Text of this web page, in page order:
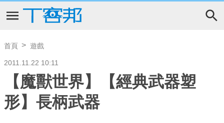
首頁 遊戲
2011.11.22 10:11
【魔獸世界】【經典武器塑
形】長柄武器